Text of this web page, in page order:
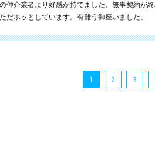
仲介業者より好感が持てました。無事契約が
だホッとしています。有難う御座いました。
1 2 3